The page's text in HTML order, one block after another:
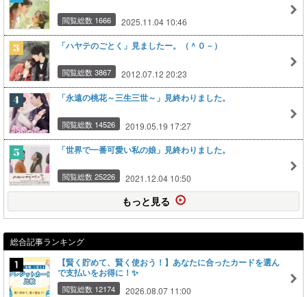
閲覧総数 1666 2025.11.04 10:46
「ハヤテのごとく」見ましたー。（＾０－）
閲覧総数 3867 2012.07.12 20:23
「永遠の桃花～三生三世～」見終わりました。
閲覧総数 14526 2019.05.19 17:27
「世界で一番可愛い私の娘」見終わりました。
閲覧総数 25226 2021.12.04 10:50
もっと見る
総合記事ランキング
【賢く貯めて、賢く使おう！】あなたに合ったカードを選ん
で支払いをお得に！✨
閲覧総数 12174 2026.08.07 11:00